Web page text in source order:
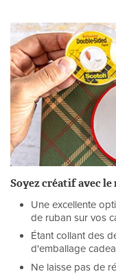
Soyez créatif avec le
Une excellente
de ruban sur vos
Étant collant des
d'emballage
Ne laisse pas de